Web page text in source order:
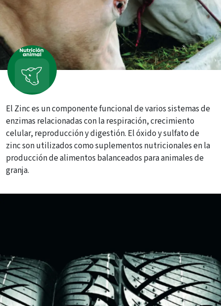
El Zinc es un componente funcional de varios sistemas de
enzimas relacionadas con la respiración, crecimiento
celular, reproducción y digestión. El óxido y sulfato de
zinc son utilizados como suplementos nutricionales en la
producción de alimentos balanceados para animales de
granja.